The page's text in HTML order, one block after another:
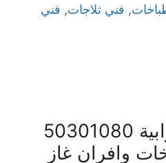
, فني ثلاجات, فني
فني طباخات الرابية 50301080
وافران غاز